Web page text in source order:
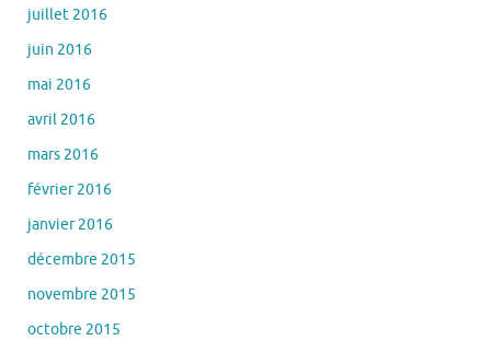
juillet 2016
juin 2016
mai 2016
avril 2016
mars 2016
février 2016
janvier 2016
décembre 2015
novembre 2015
octobre 2015